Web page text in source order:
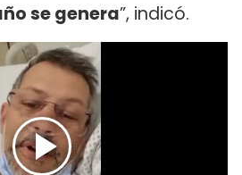
se genera”, indicó.